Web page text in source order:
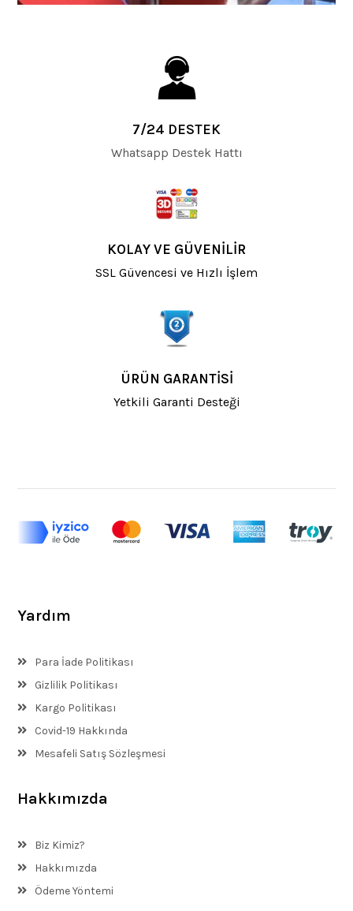
7/24 DESTEK
Whatsapp Destek Hattı
KOLAY VE GÜVENİLİR
SSL Güvencesi ve Hızlı İşlem
ÜRÜN GARANTISI
Yetkili Garanti Desteği
Yardım
Para İade Politikası
Gizlilik Politikası
Kargo Politikası
Covid-19 Hakkında
Mesafeli Satış Sözleşmesi
Hakkımızda
Biz Kimiz?
Hakkımızda
Ödeme Yöntemi